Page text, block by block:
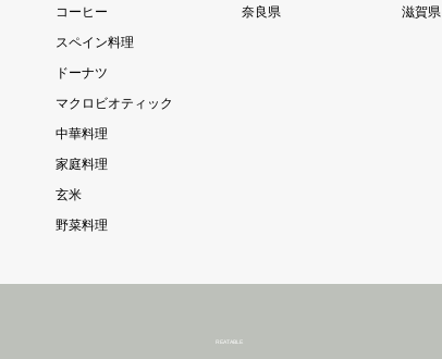
コーヒー
スペイン料理
ドーナツ
マクロビオティック
中華料理
家庭料理
玄米
野菜料理
奈良県
滋賀県
REATABLE